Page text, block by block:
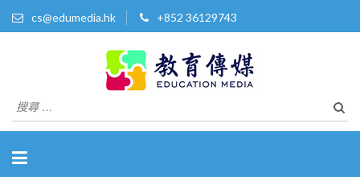
cs@edumedia.hk +852 36129743
教育傳媒集團有限公司
搜
尋